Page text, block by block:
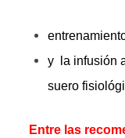
y la infusión
suero
Entre las